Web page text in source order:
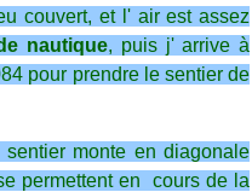
couvert, et l' air est assez
nautique, puis j' arrive à
pour prendre le sentier de
monte en diagonale
permettent en cours de la